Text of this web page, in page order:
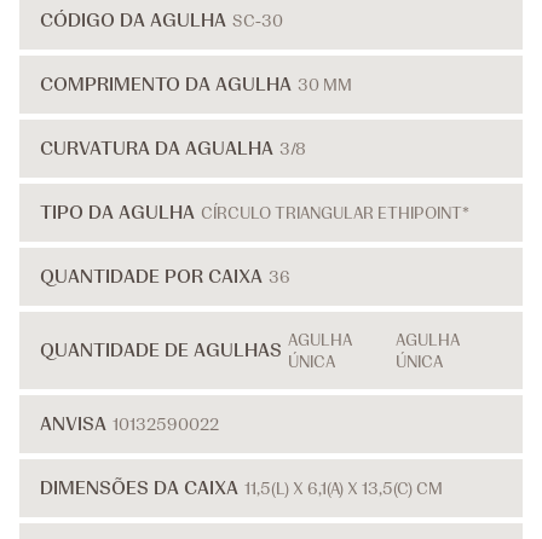
CÓDIGO DA AGULHA SC-30
COMPRIMENTO DA AGULHA 30 MM
CURVATURA DA AGUALHA 3/8
TIPO DA AGULHA CÍRCULO TRIANGULAR ETHIPOINT*
QUANTIDADE POR CAIXA 36
QUANTIDADE DE AGULHAS AGULHA
ÚNICA
AGULHA
ÚNICA
ANVISA 10132590022
DIMENSÕES DA CAIXA 11,5(L) X 6,1(A) X 13,5(C) CM